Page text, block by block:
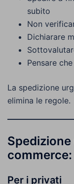
subito
Non
Dichiarare
Pensare
La spedizione
elimina le regole.
Per i privati